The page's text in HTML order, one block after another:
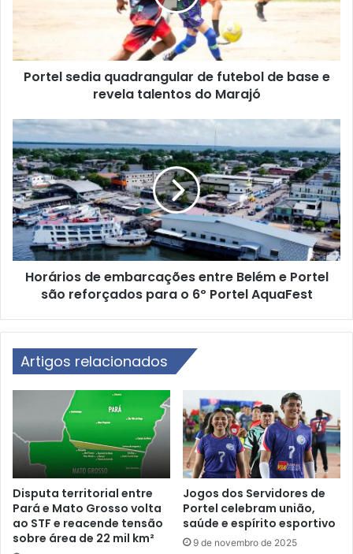
e
d
u
a
d
r
a
n
g
u
l
e
t
e
l
b
a
s
e
Portel sedia quadrangular de futebol de base e
revela talentos do Marajó
H
o
r
á
r
i
o
s
d
c
a
e
n
t
r
e
Horários de embarcações entre Belém e Portel
são reforçados para o 6º Portel AquaFest
Artigos relacionados
Disputa territorial entre
Pará e Mato Grosso volta
ao STF e reacende tensão
sobre área de 22 mil km²
Jogos dos Servidores de
Portel celebram união,
saúde e espírito esportivo
9 de novembro de 2025